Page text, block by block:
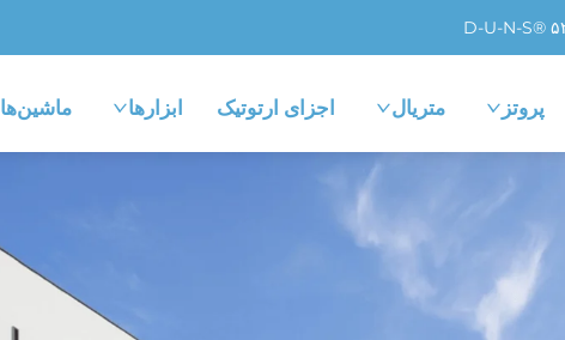
پروتز متریال اجزای ارتوتیک ابزارها ماشین‌ها